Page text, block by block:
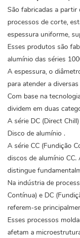
São fabricadas a partir
processos de corte,
espessura uniforme,
Esses produtos são
alumínio das séries
A espessura, o
para atender a
Com base na
dividem em duas
A série DC (Direct
Disco de alumínio .
A série CC (Fundição
discos de alumínio
distingue
Na indústria de
Contínua) e DC
referem-se
Esses processos
afetam a